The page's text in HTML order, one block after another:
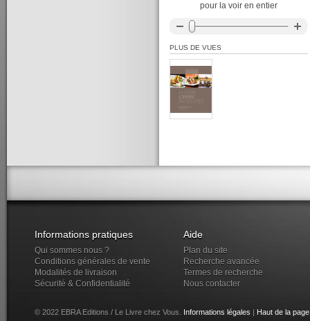
pour la voir en entier
PLUS DE VUES
Informations pratiques
Qui sommes nous ?
Conditions générales de vente
Modalités de livraison
Sécurité & Confidentialité
Aide
Plan du site
Recherche avancée
Termes de recherche
Nous contacter
© 2022 EBRA Editions / Le Livre chez Vous. Informations légales Haut de la page